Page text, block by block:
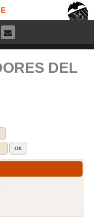
DEL